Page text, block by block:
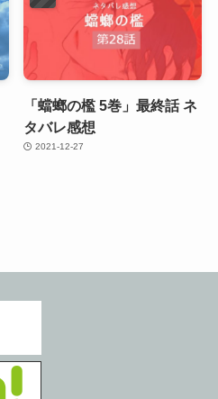
「蟷螂の檻 5巻」最終話 ネ
タバレ感想
2021-12-27